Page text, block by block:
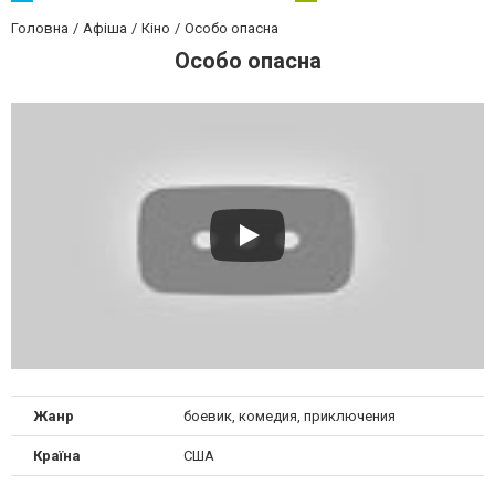
Головна Афіша Кіно Особо опасна
Особо опасна
Жанр боевик, комедия, приключения
Країна США